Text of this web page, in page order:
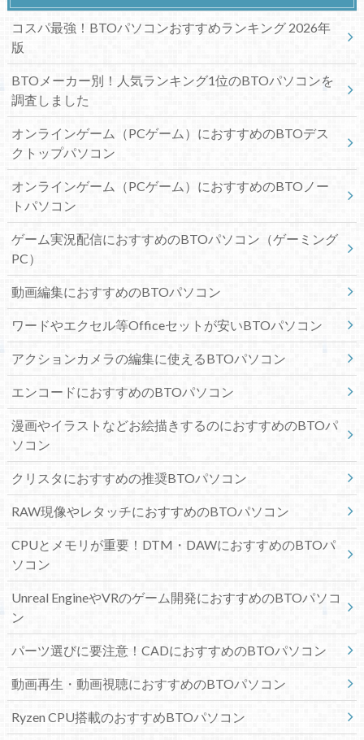
コスパ最強！BTOパソコンおすすめランキング 2026年
版
BTOメーカー別！人気ランキング1位のBTOパソコンを
調査しました
オンラインゲーム（PCゲーム）におすすめのBTOデス
クトップパソコン
オンラインゲーム（PCゲーム）におすすめのBTOノー
トパソコン
ゲーム実況配信におすすめのBTOパソコン（ゲーミング
PC）
動画編集におすすめのBTOパソコン
ワードやエクセル等Officeセットが安いBTOパソコン
アクションカメラの編集に使えるBTOパソコン
エンコードにおすすめのBTOパソコン
漫画やイラストなどお絵描きするのにおすすめのBTOパ
ソコン
クリスタにおすすめの推奨BTOパソコン
RAW現像やレタッチにおすすめのBTOパソコン
CPUとメモリが重要！DTM・DAWにおすすめのBTOパ
ソコン
Unreal EngineやVRのゲーム開発におすすめのBTOパソコ
ン
パーツ選びに要注意！CADにおすすめのBTOパソコン
動画再生・動画視聴におすすめのBTOパソコン
Ryzen CPU搭載のおすすめBTOパソコン